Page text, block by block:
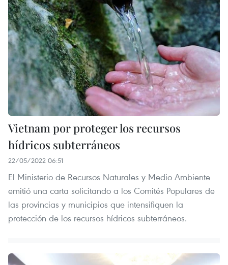
Vietnam por proteger los recursos
hídricos subterráneos
22/05/2022 06:51
El Ministerio de Recursos Naturales y Medio Ambiente
emitió una carta solicitando a los Comités Populares de
las provincias y municipios que intensifiquen la
protección de los recursos hídricos subterráneos.